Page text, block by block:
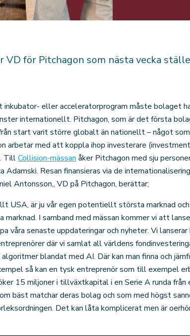
VD för Pitchagon som nästa vecka
eller acceleratorprogram måste bolaget
internationellt. Pitchagon, som är det första
start varit större globalt än nationellt – något
arbetar med att koppla ihop investerare
TillCollision-mässan åker Pitchagon med sju
Adamski. Resan finansieras via de
Antonsson,, VD på Pitchagon, berättar;
USA, är ju vår egen potentiellt största marknad
marknad. I samband med mässan kommer vi att
våra senaste uppdateringar och nyheter. Vi
där vi samlat all världens
blandat med AI. Där kan man finna och
så kan en tysk entreprenör som till exempel
15 miljoner i tillväxtkapital i en Serie A runda från
bäst matchar deras bolag och som med högst
Det kan låta komplicerat men är